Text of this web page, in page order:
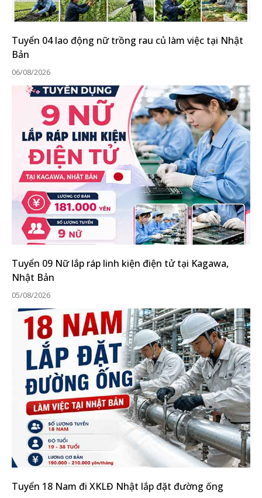
Tuyển 04 lao động nữ trồng rau củ làm việc tại Nhật
Bản
06/08/2026
Tuyển 09 Nữ lắp ráp linh kiện điện tử tại Kagawa,
Nhật Bản
05/08/2026
Tuyển 18 Nam đi XKLĐ Nhật lắp đặt đường ống